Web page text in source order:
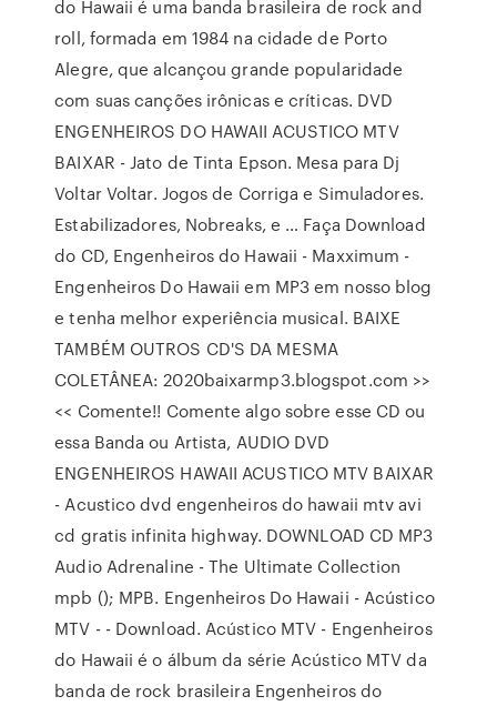
do Hawaii é uma banda brasileira de rock and
roll, formada em 1984 na cidade de Porto
Alegre, que alcançou grande popularidade
com suas canções irônicas e críticas. DVD
ENGENHEIROS DO HAWAII ACUSTICO MTV
BAIXAR - Jato de Tinta Epson. Mesa para Dj
Voltar Voltar. Jogos de Corriga e Simuladores.
Estabilizadores, Nobreaks, e … Faça Download
do CD, Engenheiros do Hawaii - Maxximum -
Engenheiros Do Hawaii em MP3 em nosso blog
e tenha melhor experiência musical. BAIXE
TAMBÉM OUTROS CD'S DA MESMA
COLETÂNEA: 2020baixarmp3.blogspot.com >>
<< Comente!! Comente algo sobre esse CD ou
essa Banda ou Artista, AUDIO DVD
ENGENHEIROS HAWAII ACUSTICO MTV BAIXAR
- Acustico dvd engenheiros do hawaii mtv avi
cd gratis infinita highway. DOWNLOAD CD MP3
Audio Adrenaline - The Ultimate Collection
mpb (); MPB. Engenheiros Do Hawaii - Acústico
MTV - - Download. Acústico MTV - Engenheiros
do Hawaii é o álbum da série Acústico MTV da
banda de rock brasileira Engenheiros do